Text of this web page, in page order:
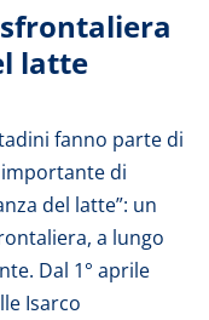
latte
fanno parte di
di
del latte”: un
a lungo
Dal 1° aprile
Isarco